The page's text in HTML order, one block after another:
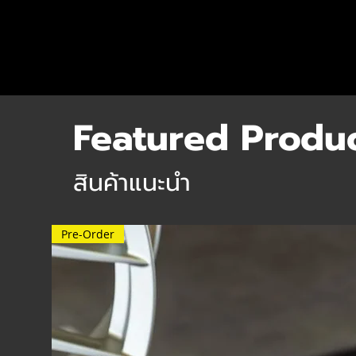
Featured
สินค้าแนะนำ
Pre-Order